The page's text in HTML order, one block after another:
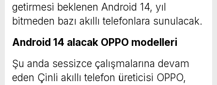
getirmesi beklenen Android 14, yıl
bitmeden bazı akıllı telefonlara sunulacak.
Android 14 alacak OPPO modelleri
Şu anda sessizce çalışmalarına devam
eden Çinli akıllı telefon üreticisi OPPO,